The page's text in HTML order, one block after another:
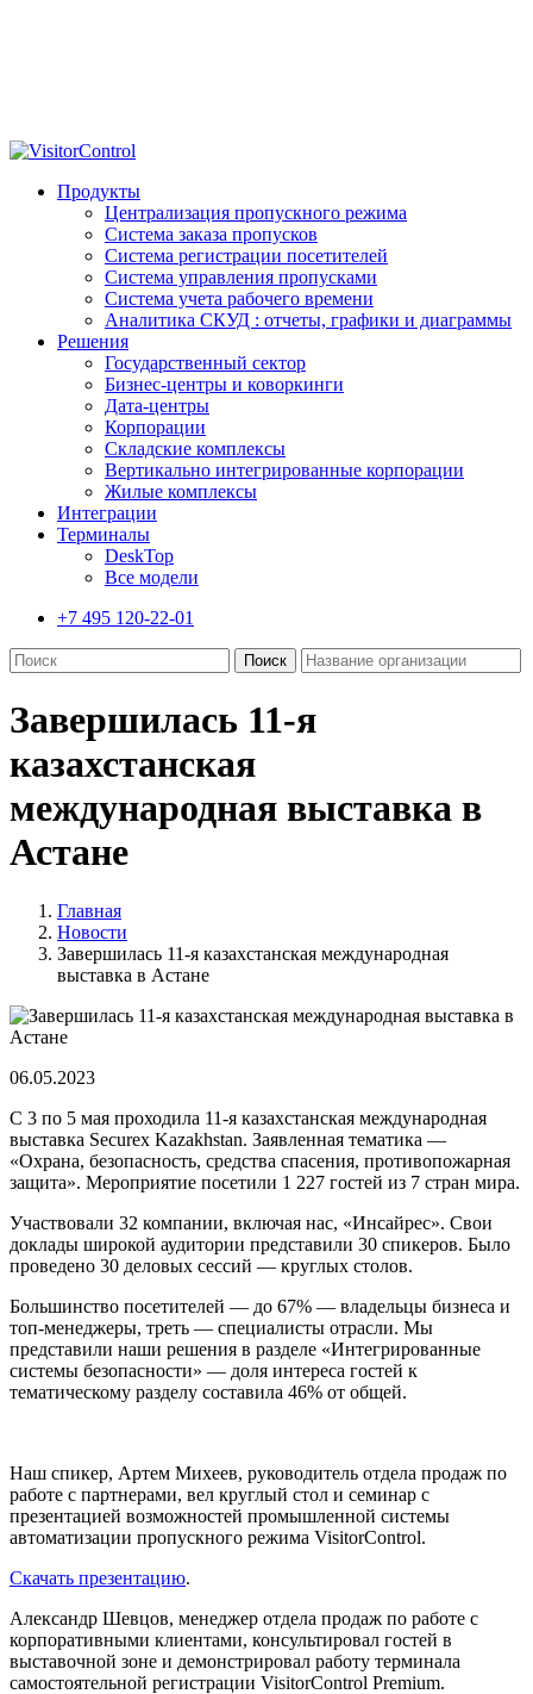
Продукты
Централизация пропускного режима
Система заказа пропусков
Система регистрации посетителей
Система управления пропусками
Система учета рабочего времени
Аналитика СКУД : отчеты, графики и диаграммы
Решения
Государственный сектор
Бизнес-центры и коворкинги
Дата-центры
Корпорации
Складские комплексы
Вертикально интегрированные корпорации
Жилые комплексы
Интеграции
Терминалы
DeskTop
Все модели
+7 495 120-22-01
Завершилась 11-я
казахстанская
международная выставка в
Астане
Главная
Новости
Завершилась 11-я казахстанская международная
выставка в Астане
06.05.2023
С 3 по 5 мая проходила 11-я казахстанская международная
выставка Securex Kazakhstan. Заявленная тематика —
«Охрана, безопасность, средства спасения, противопожарная
защита». Мероприятие посетили 1 227 гостей из 7 стран мира.
Участвовали 32 компании, включая нас, «Инсайрес». Свои
доклады широкой аудитории представили 30 спикеров. Было
проведено 30 деловых сессий — круглых столов.
Большинство посетителей — до 67% — владельцы бизнеса и
топ-менеджеры, треть — специалисты отрасли. Мы
представили наши решения в разделе «Интегрированные
системы безопасности» — доля интереса гостей к
тематическому разделу составила 46% от общей.
Наш спикер, Артем Михеев, руководитель отдела продаж по
работе с партнерами, вел круглый стол и семинар с
презентацией возможностей промышленной системы
автоматизации пропускного режима VisitorControl.
Скачать презентацию.
Александр Шевцов, менеджер отдела продаж по работе с
корпоративными клиентами, консультировал гостей в
выставочной зоне и демонстрировал работу терминала
самостоятельной регистрации VisitorControl Premium.